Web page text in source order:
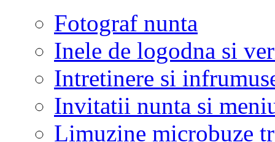
Fotograf nunta
Inele de logodna si
Intretinere si
Invitatii nunta si
Limuzine microbuze